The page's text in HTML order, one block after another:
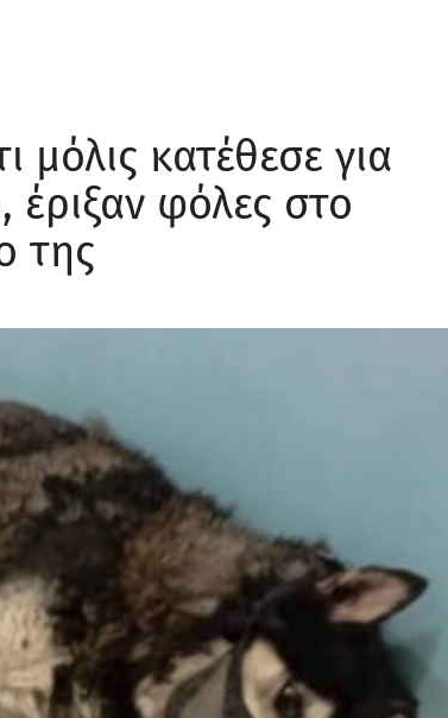
μόλις κατέθεσε για
φόλες στο
της